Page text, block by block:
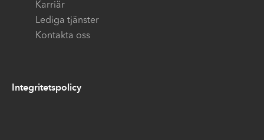
Karriär
Lediga tjänster
Kontakta oss
Integritetspolicy